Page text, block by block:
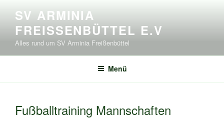
Inhalt
springen
SV ARMINIA
FREISSENBÜTTEL E.V
Alles rund um SV Arminia Freißenbüttel
Menü
Fußballtraining Mannschaften